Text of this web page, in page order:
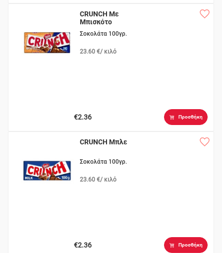
CRUNCH Με
Μπισκότο
Σοκολάτα 100γρ.
23.60 €/ κιλό
€2.36 Προσθήκη
CRUNCH Μπλε
Σοκολάτα 100γρ.
23.60 €/ κιλό
€2.36 Προσθήκη